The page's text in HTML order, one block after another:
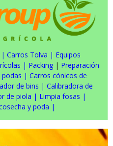
| Carros Tolva | Equipos
| Packing | Preparación
| Carros cónicos de
de bins | Calibradora de
de piola | Limpia fosas |
y poda |